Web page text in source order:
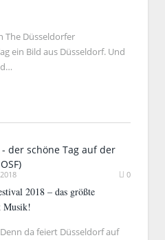
The Düsseldorfer
ein Bild aus Düsseldorf. Und
0
2018 – das größte
Musik!
da feiert Düsseldorf auf